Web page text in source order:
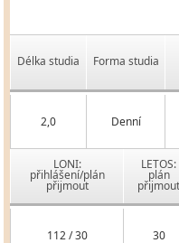
Délka studia Forma studia
2,0 Denní
LONI:
přihlášení/plán
přijmout
LETOS:
plán
přijmout
112 / 30 30